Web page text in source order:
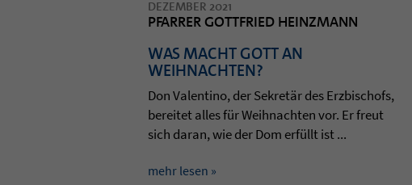
DEZEMBER 2021
PFARRER GOTTFRIED HEINZMANN
WAS MACHT GOTT AN
WEIHNACHTEN?
Don Valen­tino, der Sekretär des Erz­bi­schofs,
berei­tet alles für Weih­nach­ten vor. Er freut
sich daran, wie der Dom erfüllt ist ...
mehr lesen »